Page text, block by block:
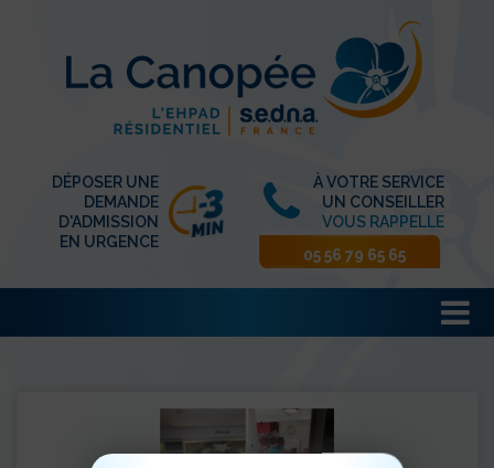
DÉPOSER UNE
DEMANDE
D'ADMISSION
EN URGENCE
À VOTRE SERVICE
UN CONSEILLER
VOUS RAPPELLE
05 56 79 65 65